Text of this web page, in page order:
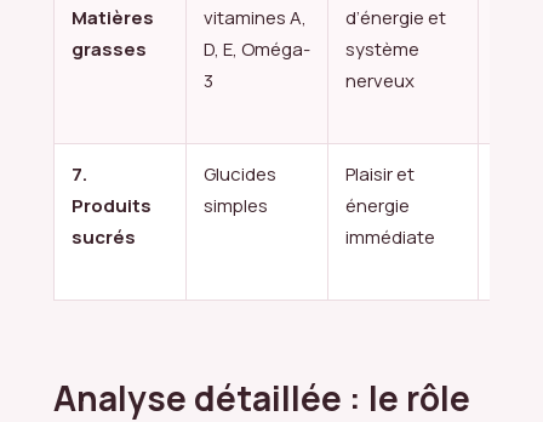
Matières
grasses
vitamines A,
D, E, Oméga-
3
d’énergie et
système
nerveux
7.
Produits
sucrés
Glucides
simples
Plaisir et
énergie
immédiate
Analyse détaillée : le rôle